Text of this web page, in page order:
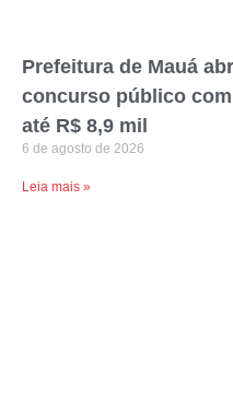
Prefeitura de Mauá
concurso público
até R$ 8,9 mil
6 de agosto de 2026
Leia mais »